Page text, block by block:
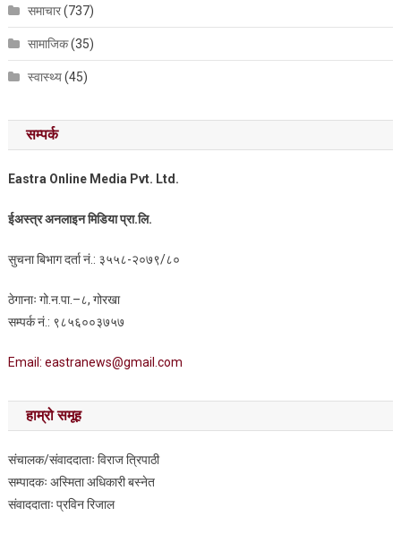
समाचार(737)
सामाजिक(35)
स्वास्थ्य(45)
सम्पर्क
Eastra Online Media Pvt. Ltd.
ईअस्त्र अनलाइन मिडिया प्रा.लि.
सुचना बिभाग दर्ता नं.: ३५५८-२०७९/८०
ठेगानाः गो.न.पा.–८, गोरखा
सम्पर्क नं.: ९८५६००३७५७
Email: eastranews@gmail.com
हाम्रो समूह
संचालक/संवाददाताः विराज त्रिपाठी
सम्पादकः अस्मिता अधिकारी बस्नेत
संवाददाताः प्रविन रिजाल